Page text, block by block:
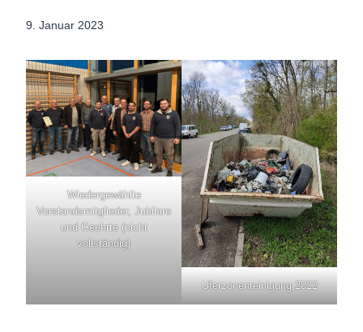
9. Januar 2023
Wiedergewählte
Vorstandsmitglieder, Jubilare
und Geehrte (nicht
vollständig)
Uferzonenreinigung 2022